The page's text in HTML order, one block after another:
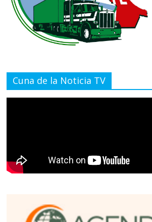
Cuna de la Noticia TV